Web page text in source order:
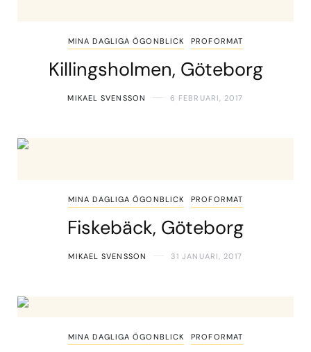
MINA DAGLIGA ÖGONBLICK PROFORMAT
Killingsholmen, Göteborg
MIKAEL SVENSSON 6 FEBRUARI, 2017
MINA DAGLIGA ÖGONBLICK PROFORMAT
Fiskebäck, Göteborg
MIKAEL SVENSSON 31 JANUARI, 2017
MINA DAGLIGA ÖGONBLICK PROFORMAT